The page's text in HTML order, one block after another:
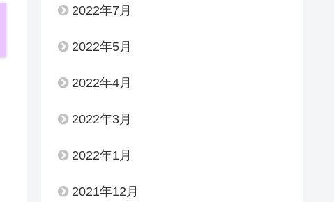
2022年7月
2022年5月
2022年4月
2022年3月
2022年1月
2021年12月